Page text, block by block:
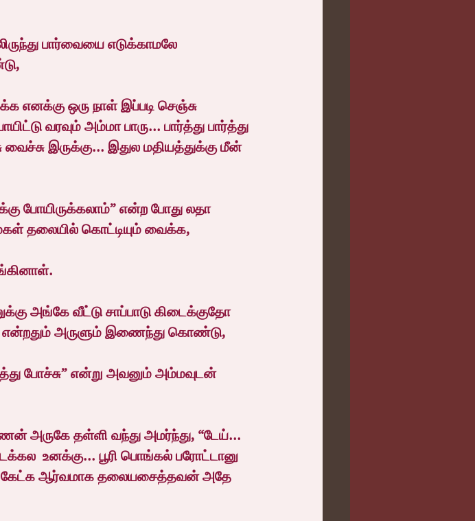
பார்வையை எடுக்காமலே
எனக்கு ஒரு நாள் இப்படி செஞ்சு
வரவும் அம்மா பாரு... பார்த்து பார்த்து
இருக்கு... இதுல மதியத்துக்கு மீன்
போயிருக்கலாம்” என்ற போது லதா
தலையில் கொட்டியும் வைக்க,
அங்கே வீட்டு சாப்பாடு கிடைக்குதோ
என்றதும் அருளும் இணைந்து கொண்டு,
போச்சு” என்று அவனும் அம்மவுடன்
அருகே தள்ளி வந்து அமர்ந்து, “டேய்...
உனக்கு... பூரி பொங்கல் பரோட்டானு
கேட்க ஆர்வமாக தலையசைத்தவன் அதே